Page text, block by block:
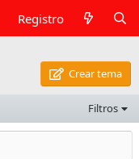
Registro
Crear tema
Filtros